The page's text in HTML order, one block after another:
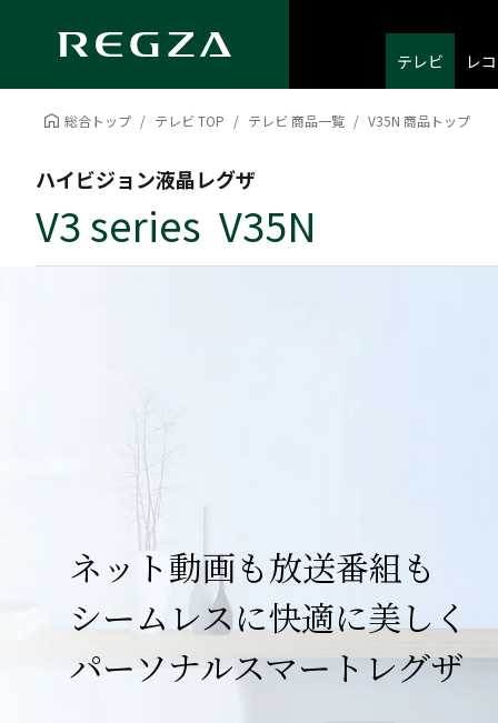
テレビ レ
総合トップ テレビ TOP テレビ 商品一覧 V35N 商品トップ
ハイビジョン液晶レグザ
V3 series V35N
ネット動画も放送番組も
シームレスに快適に美しく
パーソナルスマートレグザ